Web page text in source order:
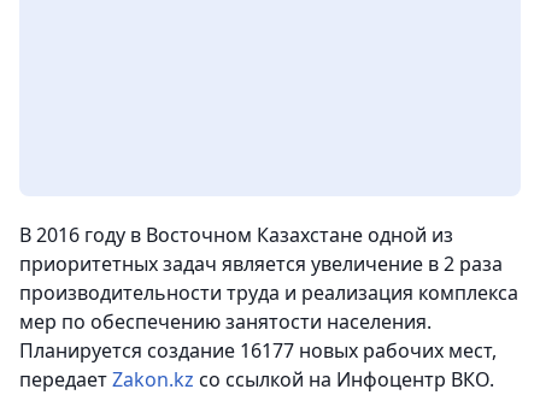
В 2016 году в Восточном Казахстане одной из
приоритетных задач является увеличение в 2 раза
производительности труда и реализация комплекса
мер по обеспечению занятости населения.
Планируется создание 16177 новых рабочих мест,
передаетZakon.kz со ссылкой на Инфоцентр ВКО.